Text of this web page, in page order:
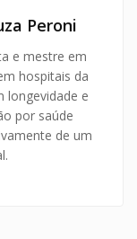
Peroni
e mestre em
hospitais da
longevidade e
por saúde
de um